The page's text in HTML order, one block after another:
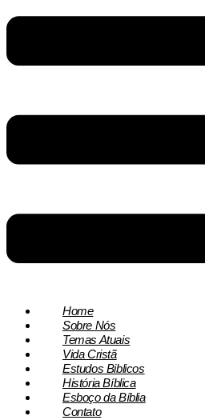
Home
Sobre Nós
Temas Atuais
Vida Cristã
Estudos Biblicos
História Bíblica
Esboço da Bíblia
Contato